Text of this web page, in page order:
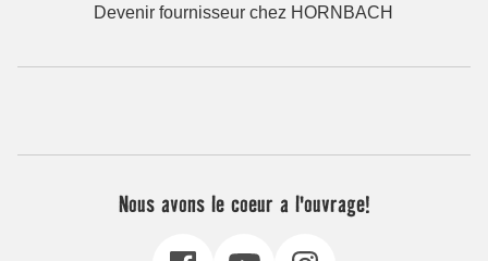
Devenir fournisseur chez HORNBACH
Nous avons le coeur a l'ouvrage!